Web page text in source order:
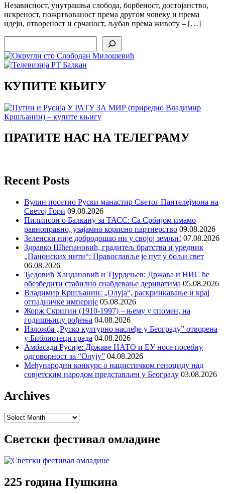
Независност, унутрашња слобода, борбеност, достојанство,
искреност, пожртвованост према другом човеку и према
идеји, отвореност и срчаност, љубав према животу – […]
КУПИТЕ КЊИГУ
ПРАТИТЕ НАС НА ТЕЛЕГРАМУ
Recent Posts
Вулин посетио Руски манастир Светог Пантелејмона на
Светој Гори 09.08.2026
Пилипсон о Балкану за ТАСС: Са Србијом имамо
равноправно, узајамно корисно партнерство 09.08.2026
Зеленски није добродошао ни у својој земљи! 07.08.2026
Здравко Шћепановић, градитељ братства и уредник
„Панонских нити“: Православље је пут у бољи свет
06.08.2026
Ђедовић Хандановић и Тјурдењев: Држава и НИС ће
обезбедити стабилно снабдевање дериватима 05.08.2026
Владимир Кршљанин: „Олуја“, раскринкавање и крај
отпадничке империје 05.08.2026
Жорж Скригин (1910-1997) – њему у спомен, на
годишњицу рођења 04.08.2026
Изложба „Руско културно наслеђе у Београду” отворена
у Библиотеци града 04.08.2026
Амбасада Русије: Државе НАТО и ЕУ носе посебну
одговорност за “Олују” 04.08.2026
Међународни конкурс о нацистичком геноциду над
совјетским народом представљен у Београду 03.08.2026
Archives
Archives
Светски фестивал омладине
225 година Пушкина